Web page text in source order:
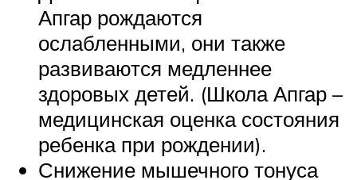
Апгар рождаются
ослабленными, они также
развиваются медленнее
здоровых детей. (Школа Апгар –
медицинская оценка состояния
ребенка при рождении).
Снижение мышечного тонуса